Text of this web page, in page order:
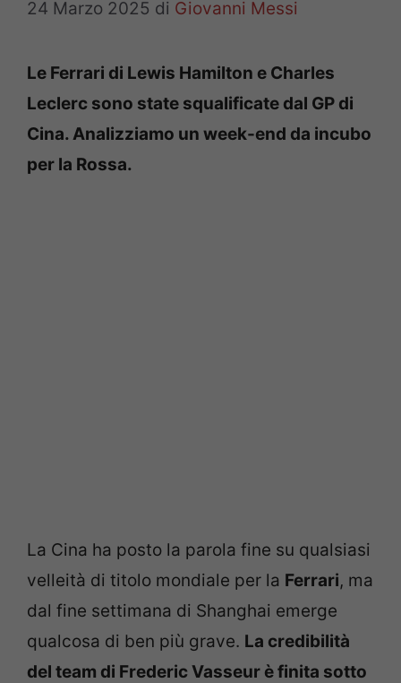
24 Marzo 2025 di Giovanni Messi
Le Ferrari di Lewis Hamilton e Charles
Leclerc sono state squalificate dal GP di
Cina. Analizziamo un week-end da incubo
per la Rossa.
La Cina ha posto la parola fine su qualsiasi
velleità di titolo mondiale per la Ferrari, ma
dal fine settimana di Shanghai emerge
qualcosa di ben più grave. La credibilità
del team di Frederic Vasseur è finita sotto